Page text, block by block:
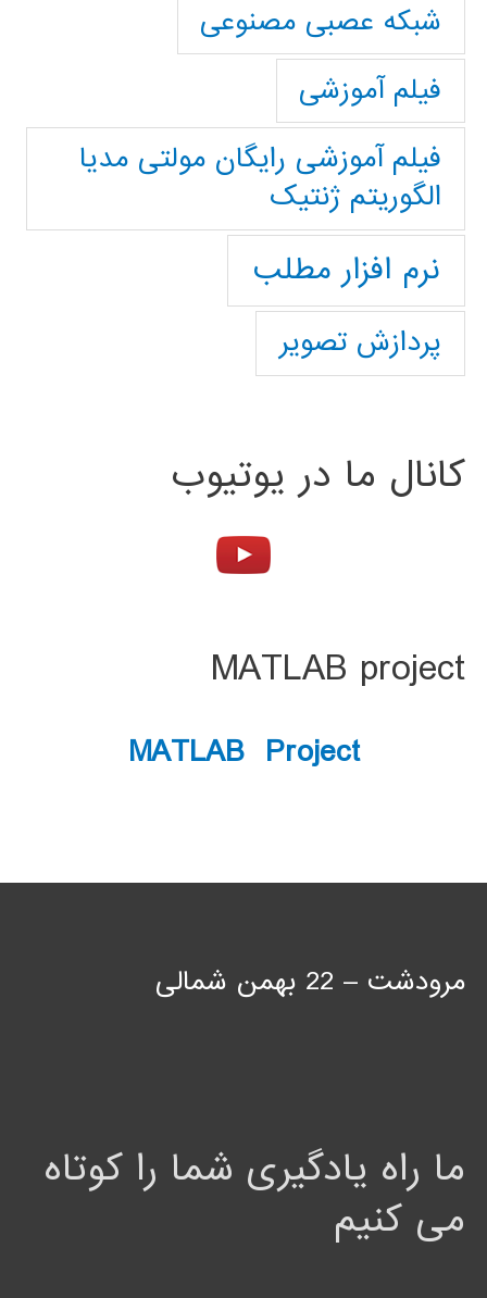
شبکه عصبی مصنوعی
فیلم آموزشی
فیلم آموزشی رایگان مولتی مدیا
الگوریتم ژنتیک
نرم افزار مطلب
پردازش تصویر
کانال ما در یوتیوب
MATLAB project
MATLAB Project
مرودشت – 22 بهمن شمالی
ما راه یادگیری شما را کوتاه
می کنیم